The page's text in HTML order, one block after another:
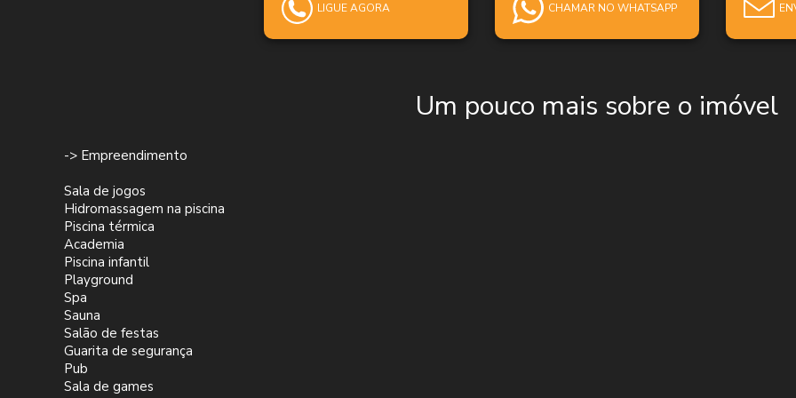
LIGUE AGORA CHAMAR NO WHATSAPP
Um pouco mais sobre o imóvel
-> Empreendimento
Sala de jogos
Hidromassagem na piscina
Piscina térmica
Academia
Piscina infantil
Playground
Spa
Sauna
Salão de festas
Guarita de segurança
Pub
Sala de games